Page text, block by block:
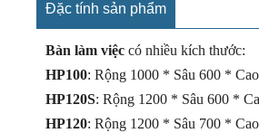
Đặc tính sản phẩm
Bàn làm việc có nhiều kích thước:
HP100: Rộng 1000 * Sâu 600 *
HP120S: Rộng 1200 * Sâu 600 *
HP120: Rộng 1200 * Sâu 700 *